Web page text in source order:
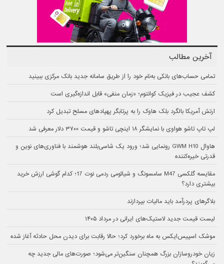
آخرین مطالب
تمامی حساب‌های بانکی به‌نام خود را از طریق سامانه جدید بانک مرکزی ببینید
کشف عجیب در فیزیک کوانتوم؛ «زمان منفی» قابل اندازه‌گیری است
ارتش آمریکا بالگرد بلک هاوک را به پرتابگر پهپادهای مسلح تبدیل کرد
لپ تاپ تاشو هواوی با نمایشگر ۱۸ اینچی تاشو و قیمت ۳۷۰۰ دلار معرفی شد
هاوال GWM H10 رونمایی شد؛ ورود یک شاسی‌بلند هوشمند با فناوری‌های نوین و
قدرتی خیره‌کننده
مقایسه گلکسی M47 سامسونگ و شیائومی ردمی نوت 17؛ کدام گوشی ارزش خرید
بیشتری دارد؟
بلاگرهای پردرآمد باید مالیات بپردازند
لیست قیمت جدید لاستیک‌های ایرانی در مرداد ۱۴۰۵
موشک اسپیس‌ایکس به ماه برخورد کرد؛ حالا رقابت برای دیدن محل حادثه آغاز شده
زیان خودروسازان بزرگ همچنان سنگین‌تر می‌شود؛ صورت‌های مالی جدید چه